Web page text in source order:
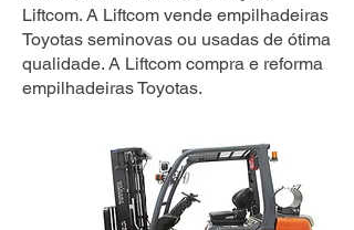
Liftcom. A Liftcom vende empilhadeiras
Toyotas seminovas ou usadas de ótima
qualidade. A Liftcom compra e reforma
empilhadeiras Toyotas.